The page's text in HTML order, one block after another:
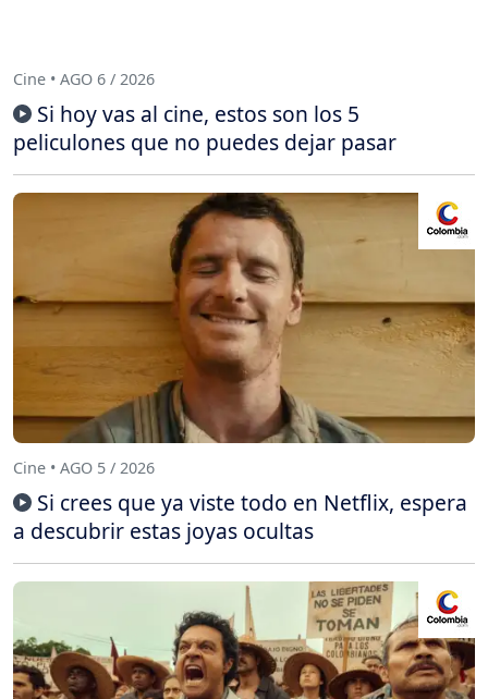
Cine • AGO 6 / 2026
Si hoy vas al cine, estos son los 5
peliculones que no puedes dejar pasar
Cine • AGO 5 / 2026
Si crees que ya viste todo en Netflix, espera
a descubrir estas joyas ocultas